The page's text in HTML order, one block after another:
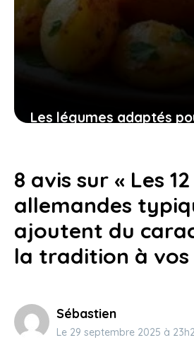
Les légumes adaptés
13 octobre 2025
8 avis sur « Les
allemandes
ajoutent du
la tradition à vos
Sébastien
Le 29 septembre 2025 à